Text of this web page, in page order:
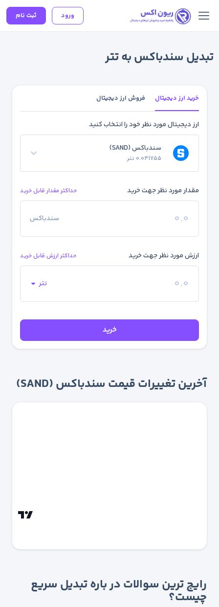
ورود ثبت نام
تبدیل سندباکس به تتر
خرید ارز دیجیتال فروش ارز دیجیتال
ارز دیجیتال مورد نظر خود را انتخاب کنید
سندباکس (SAND)
0.041755 تتر
مقدار مورد نظر جهت خرید حداکثر مقدار قابل خرید
سندباکس
ارزش مورد نظر جهت خرید حداکثر ارزش قابل خرید
تتر
خرید
آخرین تغییرات قیمت سندباکس (SAND)
رایج ترین سوالات در باره تبدیل سریع
چیست؟